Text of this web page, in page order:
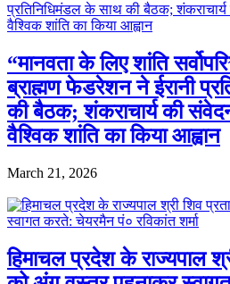
“मानवता के लिए शांति
ब्राह्मण फेडरेशन ने ईरानी
की बैठक; शंकराचार्य की
वैश्विक शांति का किया आह्वान
March 21, 2026
हिमाचल प्रदेश के राज्यपाल